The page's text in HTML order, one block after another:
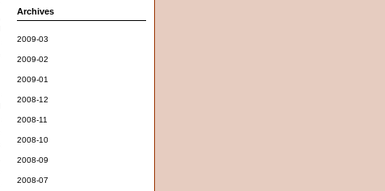
Archives
2009-03
2009-02
2009-01
2008-12
2008-11
2008-10
2008-09
2008-07